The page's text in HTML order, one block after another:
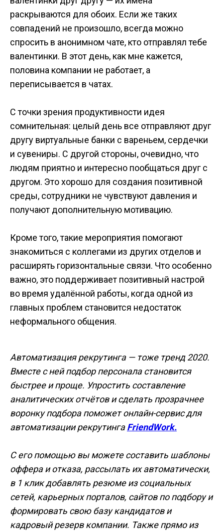
раскрываются для обоих. Если же таких
совпадений не произошло, всегда можно
спросить в анонимном чате, кто отправлял тебе
валентинки. В этот день, как мне кажется,
половина компании не работает, а
переписывается в чатах.
С точки зрения продуктивности идея
сомнительная: целый день все отправляют друг
другу виртуальные банки с вареньем, сердечки
и сувениры. С другой стороны, очевидно, что
людям приятно и интересно пообщаться друг с
другом. Это хорошо для создания позитивной
среды, сотрудники не чувствуют давления и
получают дополнительную мотивацию.
Кроме того, такие мероприятия помогают
знакомиться с коллегами из других отделов и
расширять горизонтальные связи. Что особенно
важно, это поддерживает позитивный настрой
во время удалённой работы, когда одной из
главных проблем становится недостаток
неформального общения.
Автоматизация рекрутинга — тоже тренд 2020.
Вместе с ней подбор персонала становится
быстрее и проще. Упростить составление
аналитических отчётов и сделать прозрачнее
воронку подбора поможет онлайн-сервис для
автоматизации рекрутингаFriendWork.
С его помощью вы можете составить шаблоны
оффера и отказа, рассылать их автоматически,
в 1 клик добавлять резюме из социальных
сетей, карьерных порталов, сайтов по подбору и
формировать свою базу кандидатов и
кадровый резерв компании. Также прямо из